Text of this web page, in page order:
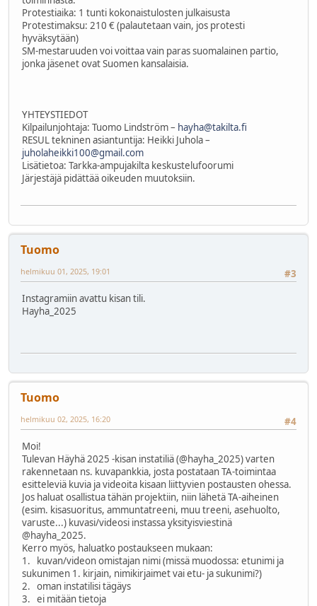
Protestiaika: 1 tunti kokonaistulosten julkaisusta
Protestimaksu: 210 € (palautetaan vain, jos protesti
hyväksytään)
SM-mestaruuden voi voittaa vain paras suomalainen partio,
jonka jäsenet ovat Suomen kansalaisia.
YHTEYSTIEDOT
Kilpailunjohtaja: Tuomo Lindström – hayha@takilta.fi
RESUL tekninen asiantuntija: Heikki Juhola –
juholaheikki100@gmail.com
Lisätietoa: Tarkka-ampujakilta keskustelufoorumi
Järjestäjä pidättää oikeuden muutoksiin.
Tuomo
#3
helmikuu 01, 2025, 19:01
Instagramiin avattu kisan tili.
Hayha_2025
Tuomo
#4
helmikuu 02, 2025, 16:20
Moi!
Tulevan Häyhä 2025 -kisan instatiliä (@hayha_2025) varten
rakennetaan ns. kuvapankkia, josta postataan TA-toimintaa
esitteleviä kuvia ja videoita kisaan liittyvien postausten ohessa.
Jos haluat osallistua tähän projektiin, niin lähetä TA-aiheinen
(esim. kisasuoritus, ammuntatreeni, muu treeni, asehuolto,
varuste...) kuvasi/videosi instassa yksityisviestinä
@hayha_2025.
Kerro myös, haluatko postaukseen mukaan:
1. kuvan/videon omistajan nimi (missä muodossa: etunimi ja
sukunimen 1. kirjain, nimikirjaimet vai etu- ja sukunimi?)
2. oman instatilisi tägäys
3. ei mitään tietoja